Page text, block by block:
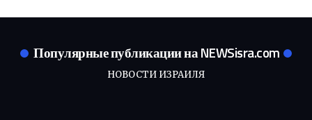
Популярные публикации на NEWSisra.com
НОВОСТИ ИЗРАИЛЯ